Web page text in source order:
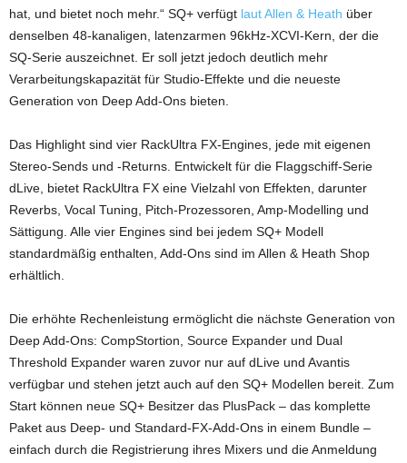
hat, und bietet noch mehr.“ SQ+ verfügt laut Allen & Heath über
denselben 48-kanaligen, latenzarmen 96kHz-XCVI-Kern, der die
SQ-Serie auszeichnet. Er soll jetzt jedoch deutlich mehr
Verarbeitungskapazität für Studio-Effekte und die neueste
Generation von Deep Add-Ons bieten.
Das Highlight sind vier RackUltra FX-Engines, jede mit eigenen
Stereo-Sends und -Returns. Entwickelt für die Flaggschiff-Serie
dLive, bietet RackUltra FX eine Vielzahl von Effekten, darunter
Reverbs, Vocal Tuning, Pitch-Prozessoren, Amp-Modelling und
Sättigung. Alle vier Engines sind bei jedem SQ+ Modell
standardmäßig enthalten, Add-Ons sind im Allen & Heath Shop
erhältlich.
Die erhöhte Rechenleistung ermöglicht die nächste Generation von
Deep Add-Ons: CompStortion, Source Expander und Dual
Threshold Expander waren zuvor nur auf dLive und Avantis
verfügbar und stehen jetzt auch auf den SQ+ Modellen bereit. Zum
Start können neue SQ+ Besitzer das PlusPack – das komplette
Paket aus Deep- und Standard-FX-Add-Ons in einem Bundle –
einfach durch die Registrierung ihres Mixers und die Anmeldung